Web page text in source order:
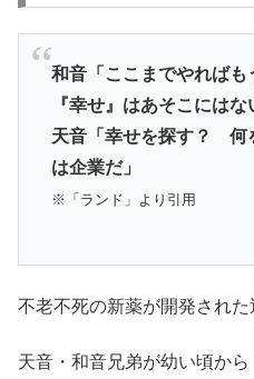
和音「ここまでやれば
『幸せ』はあそこにはな
天音「幸せを探す？ 何
は企業だ」
※「ランド」より引用
不老不死の新薬が開発され
天音・和音兄弟が幼い頃から